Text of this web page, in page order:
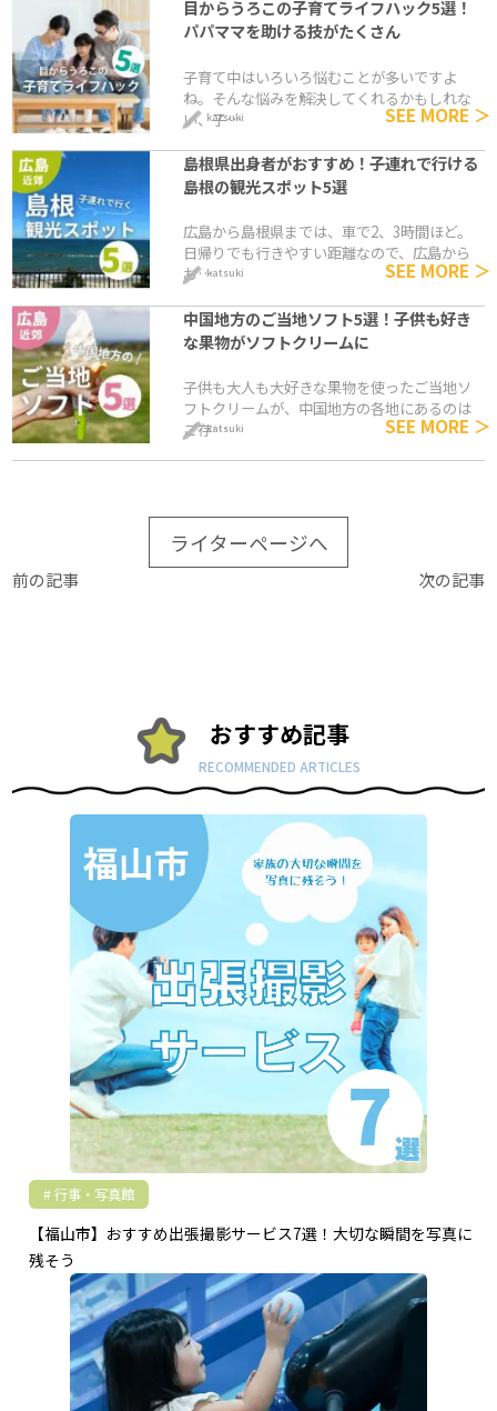
目からうろこの子育てライフハック5選！
パパママを助ける技がたくさん
子育て中はいろいろ悩むことが多いですよ
ね。そんな悩みを解決してくれるかもしれな
い、子…
katsuki SEE MORE ＞
島根県出身者がおすすめ！子連れで行ける
島根の観光スポット5選
広島から島根県までは、車で2、3時間ほど。
日帰りでも行きやすい距離なので、広島から
お…katsuki SEE MORE ＞
中国地方のご当地ソフト5選！子供も好き
な果物がソフトクリームに
子供も大人も大好きな果物を使ったご当地ソ
フトクリームが、中国地方の各地にあるのは
ご存…
katsuki SEE MORE ＞
ライターページへ
前の記事 次の記事
おすすめ記事
RECOMMENDED ARTICLES
行事・写真館
【福山市】おすすめ出張撮影サービス7選！大切な瞬間を写真に
残そう